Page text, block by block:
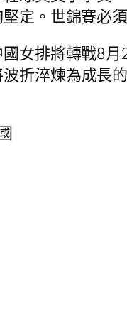
定。世錦賽必
女排將轉戰8
折淬煉為成長